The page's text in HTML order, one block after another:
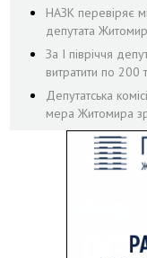
НАЗК перевіряє
депутата
За І півріччя
витратити по 200
Депутатська
мера Житомира